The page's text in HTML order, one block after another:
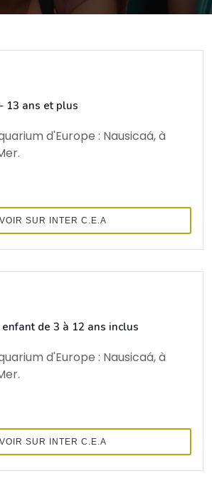
13 ans et plus
d'Europe : Nausicaá, à
VOIR SUR INTER C.E.A
de 3 à 12 ans inclus
d'Europe : Nausicaá, à
VOIR SUR INTER C.E.A